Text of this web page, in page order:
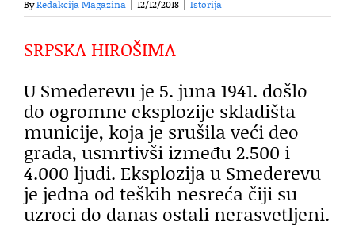
ByRedakcija Magazina 12/12/2018 Istorija
SRPSKA HIROŠIMA
U Smederevu je 5. juna 1941. došlo
do ogromne eksplozije skladišta
municije, koja je srušila veći deo
grada, usmrtivši između 2.500 i
4.000 ljudi. Eksplozija u Smederevu
je jedna od teških nesreća čiji su
uzroci do danas ostali nerasvetljeni.